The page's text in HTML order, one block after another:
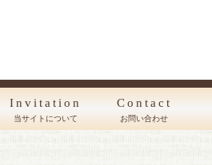
Invitation
当サイトについて
Contact
お問い合わせ